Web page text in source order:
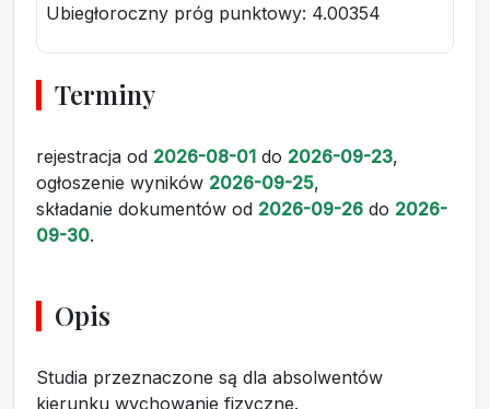
Ubiegłoroczny próg punktowy: 4.00354
Terminy
rejestracja od 2026-08-01 do 2026-09-23,
ogłoszenie wyników 2026-09-25,
składanie dokumentów od 2026-09-26 do 2026-
09-30.
Opis
Studia przeznaczone są dla absolwentów
kierunku wychowanie fizyczne.